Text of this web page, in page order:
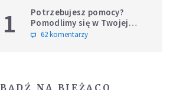
1
Potrzebujesz pomocy?
Pomodlimy się w Twojej
intencji
62 komentarzy
BĄDŹ NA BIEŻĄCO